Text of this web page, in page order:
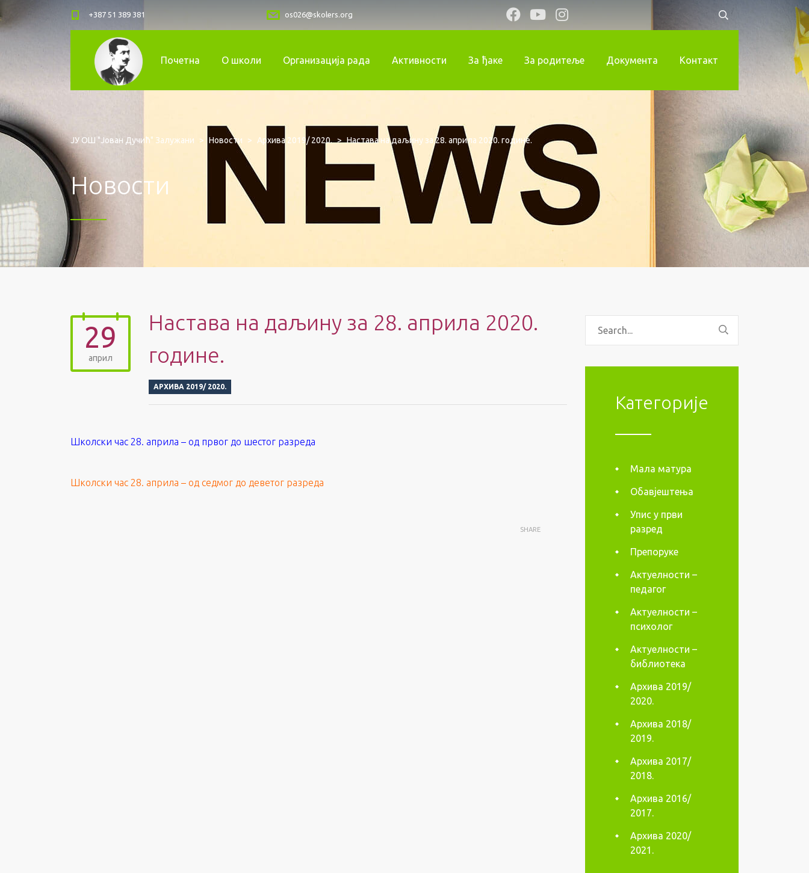
+387 51 389 381 os026@skolers.org
Почетна О школи Организација рада Активности За ђаке За родитеље Документа Контакт
ЈУ ОШ "Јован Дучић" Залужани > Новости > Архива 2019/ 2020. > Настава на даљину за 28. априла 2020. године.
Новости
29
април
Настава на даљину за 28. априла 2020.
године.
АРХИВА 2019/ 2020.
Школски час 28. априла – од првог до шестог разреда
Школски час 28. априла – од седмог до деветог разреда
SHARE
Категорије
Мала матура
Обавјештења
Упис у први
разред
Препоруке
Актуелности –
педагог
Актуелности –
психолог
Актуелности –
библиотека
Архива 2019/
2020.
Архива 2018/
2019.
Архива 2017/
2018.
Архива 2016/
2017.
Архива 2020/
2021.